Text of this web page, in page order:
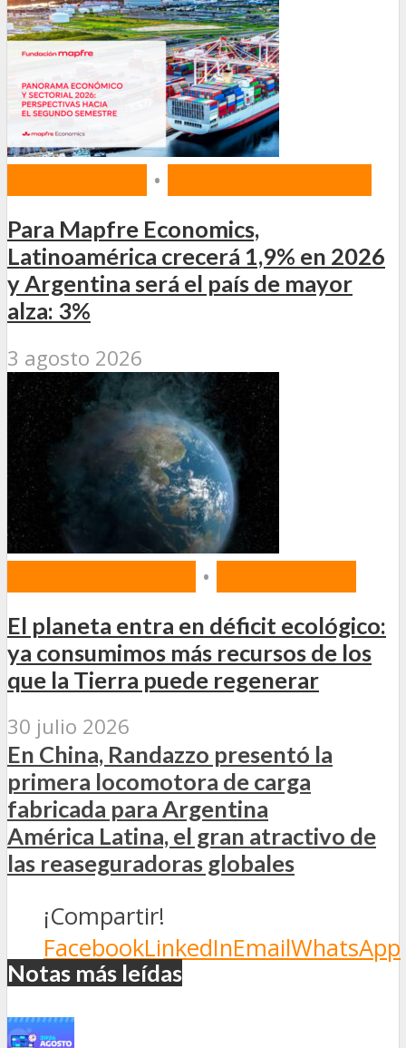
•
Para Mapfre Economics,
Latinoamérica crecerá 1,9% en 2026
y Argentina será el país de mayor
alza: 3%
3 agosto 2026
•
El planeta entra en déficit ecológico:
ya consumimos más recursos de los
que la Tierra puede regenerar
30 julio 2026
En China, Randazzo presentó la
primera locomotora de carga
fabricada para Argentina
América Latina, el gran atractivo de
las reaseguradoras globales
¡Compartir!
FacebookLinkedInEmailWhatsApp
Notas más leídas